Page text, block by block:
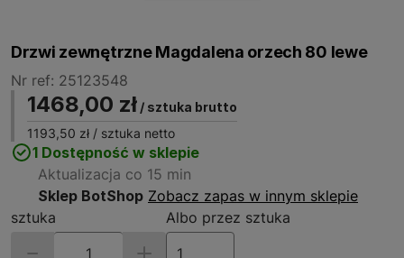
Drzwi zewnętrzne Magdalena orzech 80 lewe
Nr ref: 25123548
1468,00 zł / sztuka brutto
1193,50 zł / sztuka netto
1 Dostępność w sklepie
Aktualizacja co 15 min
Sklep BotShop Zobacz zapas w innym sklepie
sztuka
Albo przez sztuka